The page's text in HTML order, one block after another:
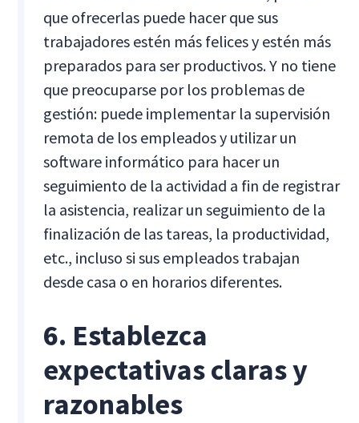
que ofrecerlas puede hacer que sus
trabajadores estén más felices y estén más
preparados para ser productivos. Y no tiene
que preocuparse por los problemas de
gestión: puede implementar la supervisión
remota de los empleados y utilizar un
software informático para hacer un
seguimiento de la actividad a fin de registrar
la asistencia, realizar un seguimiento de la
finalización de las tareas, la productividad,
etc., incluso si sus empleados trabajan
desde casa o en horarios diferentes.
6. Establezca
expectativas claras y
razonables